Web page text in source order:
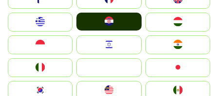
Magyarország
South Korea